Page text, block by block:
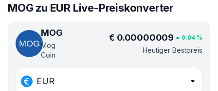
MOG zu EUR Live-Preiskonverter
MOG
Mog
Coin
€ 0.00000009 0.04 %
Heutiger Bestpreis
EUR